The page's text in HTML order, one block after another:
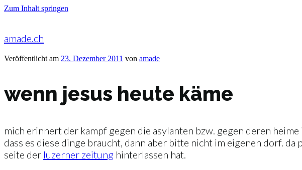
Zum Inhalt springen
amade.ch
Veröffentlicht am 23. Dezember 2011 von amade
wenn jesus heute käme
mich erinnert der kampf gegen die asylanten bzw. gegen deren
dass es diese dinge braucht, dann aber bitte nicht im eigenen dorf.
seite der luzerner zeitung hinterlassen hat.